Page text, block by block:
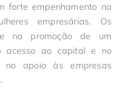
forte empenhamento na
empresárias. Os
na promoção de um
acesso ao capital e no
no apoio às empresas